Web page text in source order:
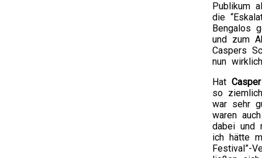
Publikum
die
Bengalos
und zum
Caspers
nun
Hat Casper
so
war sehr
waren
dabei und
ich hätte
Festival”-